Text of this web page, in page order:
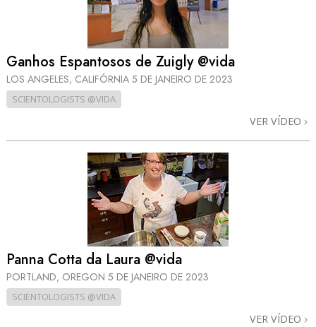
Ganhos Espantosos de Zuigly @vida
LOS ANGELES, CALIFÓRNIA 5 DE JANEIRO DE 2023
SCIENTOLOGISTS @VIDA
VER VÍDEO
Panna Cotta da Laura @vida
PORTLAND, OREGON 5 DE JANEIRO DE 2023
SCIENTOLOGISTS @VIDA
VER VÍDEO